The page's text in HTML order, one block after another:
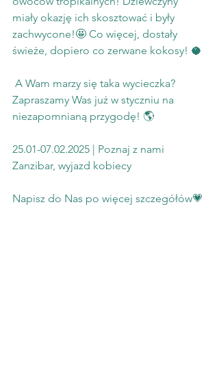
miały okazję ich skosztować i były
zachwycone!🤩 Co więcej, dostały
świeże, dopiero co zerwane kokosy! 🥥
A Wam marzy się taka wycieczka?
Zapraszamy Was już w styczniu na
niezapomnianą przygodę! 🌎
25.01-07.02.2025 | Poznaj z nami
Zanzibar, wyjazd kobiecy
Napisz do Nas po więcej szczegółów💗